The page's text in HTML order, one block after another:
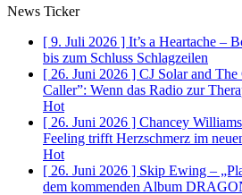
News Ticker
[ 9. Juli 2026 ] It’s a Heartache –
bis zum Schluss Schlagzeilen
[ 26. Juni 2026 ] CJ Solar and
Caller”: Wenn das Radio zur
Hot
[ 26. Juni 2026 ] Chancey
Feeling trifft Herzschmerz im
Hot
[ 26. Juni 2026 ] Skip Ewing –
dem kommenden Album